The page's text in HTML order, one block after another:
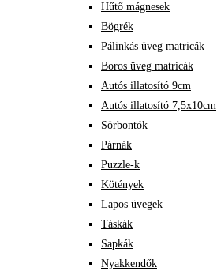
Hűtő mágnesek
Bögrék
Pálinkás üveg matricák
Boros üveg matricák
Autós illatosító 9cm
Autós illatosító 7,5x10cm
Sörbontók
Párnák
Puzzle-k
Kötények
Lapos üvegek
Táskák
Sapkák
Nyakkendők